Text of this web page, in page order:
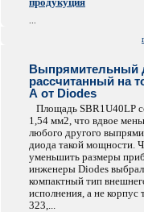
Выпрямительный
рассчитанный на
А от Diodes
Площадь SBR1U40LP
1,54 мм2, что вдвое
любого другого
диода такой мощности.
уменьшить размеры
инженеры Diodes
компактный тип
исполнения, а не корпус
323,...